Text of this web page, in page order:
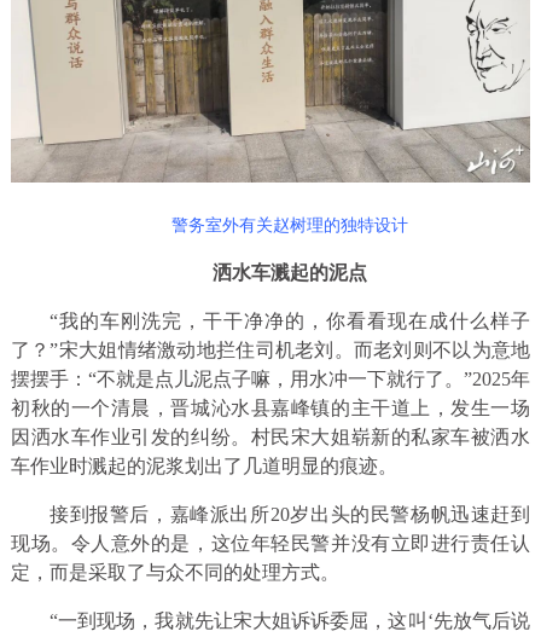
警务室外有关赵树理的独特设计
洒水车溅起的泥点
“我的车刚洗完，干干净净的，你看看现在成什么样子
了？”宋大姐情绪激动地拦住司机老刘。而老刘则不以为意地
摆摆手：“不就是点儿泥点子嘛，用水冲一下就行了。”2025年
初秋的一个清晨，晋城沁水县嘉峰镇的主干道上，发生一场
因洒水车作业引发的纠纷。村民宋大姐崭新的私家车被洒水
车作业时溅起的泥浆划出了几道明显的痕迹。
接到报警后，嘉峰派出所20岁出头的民警杨帆迅速赶到
现场。令人意外的是，这位年轻民警并没有立即进行责任认
定，而是采取了与众不同的处理方式。
“一到现场，我就先让宋大姐诉诉委屈，这叫‘先放气后说